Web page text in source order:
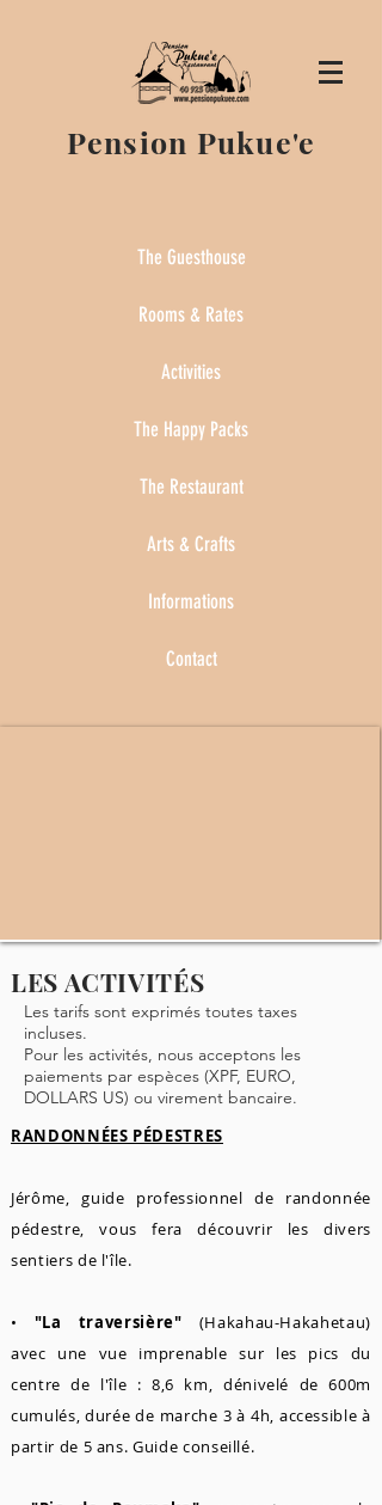
Pension Pukue'e
The Guesthouse
Rooms & Rates
Activities
The Happy Packs
The Restaurant
Arts & Crafts
Informations
Contact
LES ACTIVITÉS
Les tarifs sont exprimés toutes taxes
incluses.
Pour les activités, nous acceptons les
paiements par espèces (XPF, EURO,
DOLLARS US) ou virement bancaire.
RANDONNÉES PÉDESTRES
Jérôme, guide professionnel de randonnée
pédestre, vous fera découvrir les divers
sentiers de l'île.
• "La traversière" (Hakahau-Hakahetau)
avec une vue imprenable sur les pics du
centre de l'île : 8,6 km, dénivelé de 600m
cumulés, durée de marche 3 à 4h, accessible à
partir de 5 ans. Guide conseillé.